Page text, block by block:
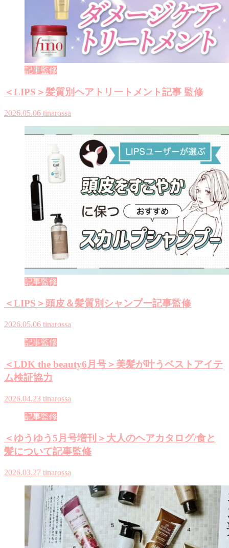
記事監修
＜LIPS＞髪質別ヘアトリートメント記事 監修
2026.05.06 tinarossa
記事監修
＜LIPS＞頭皮＆髪質別シャンプー記事監修
2026.05.06 tinarossa
記事監修
＜LDK the beauty6月号＞美髪が叶うベストアイテ
ム検証協力
2026.04.23 tinarossa
記事監修
＜ゆうゆう5月号増刊＞大人のヘアカタログ/食と
髪について記事監修
2026.03.27 tinarossa